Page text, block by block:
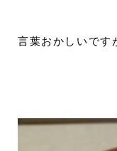
言葉おかしいです